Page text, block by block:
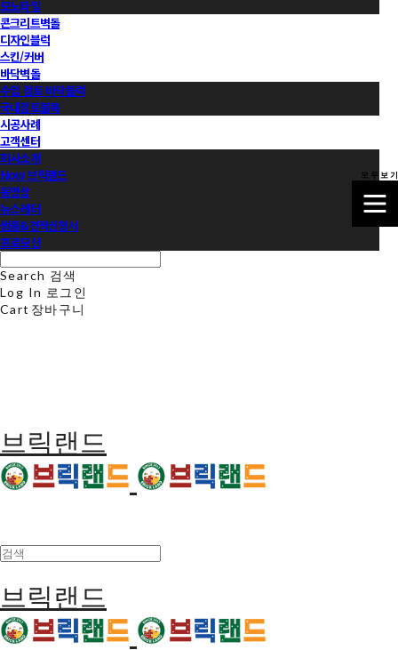
모노타일
콘크리트벽돌
디자인블럭
스킨/커버
바닥벽돌
수입 점토 바닥블럭
국내점토블록
시공사례
고객센터
회사소개
Now 브릭랜드
동영상
뉴스레터
샘플&견적신청서
프로모션
Search 검색
Log In 로그인
Cart 장바구니
브릭랜드
브릭랜드
모 두 보 기